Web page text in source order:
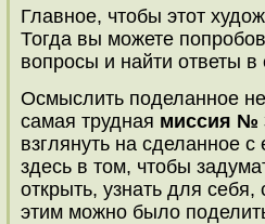
Главное, чтобы этот
Тогда вы можете
вопросы и найти ответы в
Осмыслить поделанное
самая трудная миссия №
взглянуть на сделанное
здесь в том, чтобы
открыть, узнать для
этим можно было